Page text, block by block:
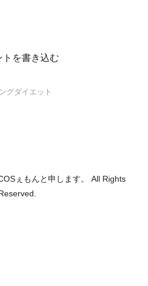
トを書き込む
グダイエット
ぇもんと申します。 All Rights